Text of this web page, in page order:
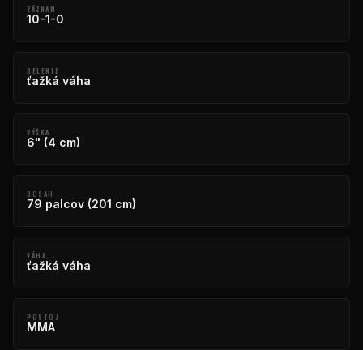
ZÁZNAM
10-1-0
DELENIE
ťažká váha
VÝŠKA
6" (4 cm)
DOSAH
79 palcov (201 cm)
VÁHA
ťažká váha
POSTOJ
MMA